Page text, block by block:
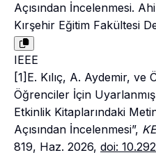
Açısından İncelenmesi.
Kırşehir Eğitim Fakültesi
IEEE
[1]E. Kılıç, A. Aydemir, ve
Öğrenciler İçin
Etkinlik Kitaplarındaki
Açısından İncelenmesi”,
819, Haz. 2026, doi: